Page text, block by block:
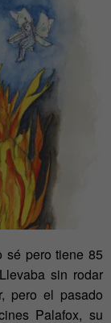
sé pero tiene 85
sin rodar
pero el pasado
Palafox, su